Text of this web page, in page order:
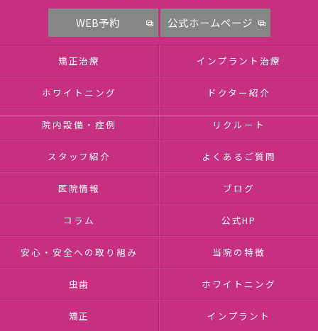
WEB予約 公式ホームページ
矯正治療 インプラント治療
ホワイトニング ドクター紹介
院内設備・症例 リクルート
スタッフ紹介 よくあるご質問
医院情報 ブログ
コラム 公式HP
安心・安全への取り組み 当院の特徴
虫歯 ホワイトニング
矯正 インプラント